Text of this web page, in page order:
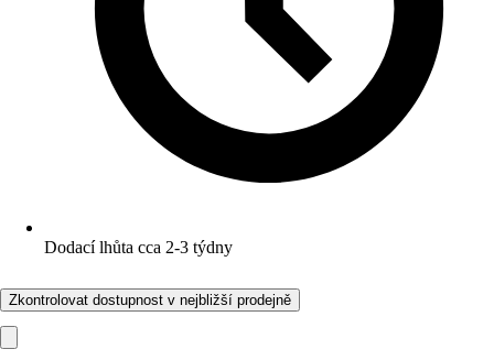
Dodací lhůta cca 2-3 týdny
Zkontrolovat dostupnost v nejbližší prodejně